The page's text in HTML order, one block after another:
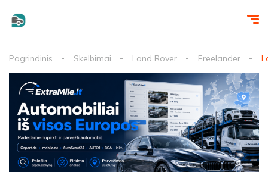
Pagrindinis Skelbimai Land Rover Freelander